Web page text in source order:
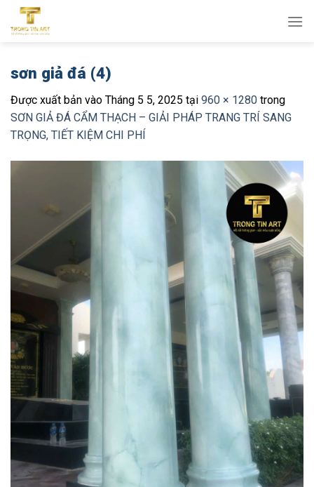
qua
sơn giả đá (4)
Được xuất bản vào Tháng 5 5, 2025 tại 960 × 1280 trong
SƠN GIẢ ĐÁ CẨM THẠCH – GIẢI PHÁP TRANG TRÍ SANG
TRỌNG, TIẾT KIỆM CHI PHÍ